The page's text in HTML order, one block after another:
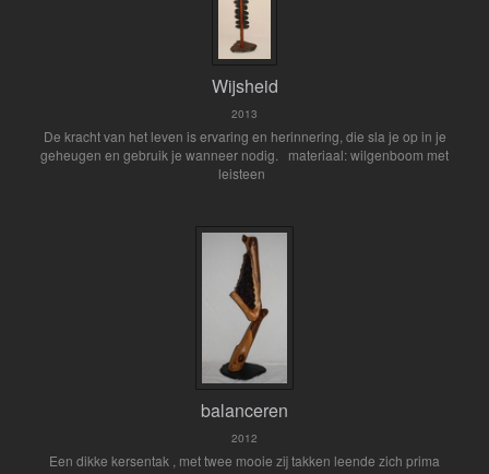
Wijsheid
2013
De kracht van het leven is ervaring en herinnering, die sla je op in je
geheugen en gebruik je wanneer nodig. materiaal: wilgenboom met
leisteen
balanceren
2012
Een dikke kersentak , met twee mooie zij takken leende zich prima